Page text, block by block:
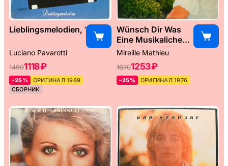
Lieblingsmelodien, 1989
Luciano Pavarotti
14901118 ₽
–25%
ОРИГИНАЛ 1989
СБОРНИК
Wünsch Dir Was
Eine Musikaliche
Weltreise, 1976
Mireille Mathieu
16701253 ₽
–25% ОРИГИНАЛ 1976